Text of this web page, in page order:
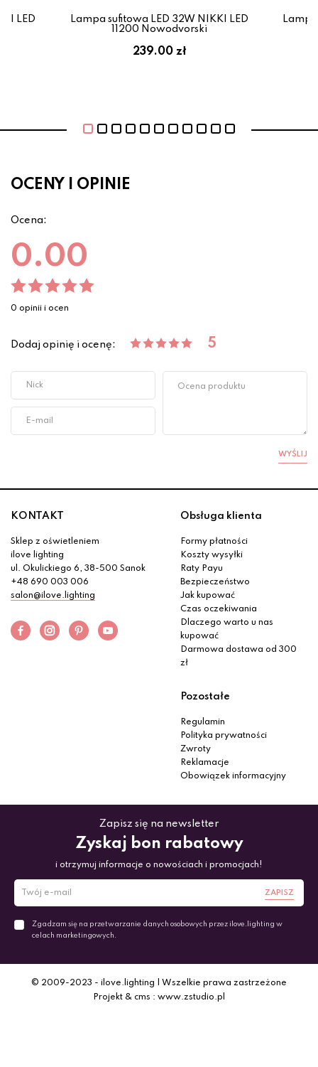
LED
Lampa sufitowa LED 32W NIKKI LED
11200 Nowodvorski
239.00 zł
OCENY I OPINIE
Ocena:
0.00
0 opinii i ocen
Dodaj opinię i ocenę: 5
WYŚLIJ
KONTAKT
Sklep z oświetleniem
ilove lighting
ul. Okulickiego 6, 38-500 Sanok
+48 690 003 006
salon@ilove.lighting
Obsługa klienta
Formy płatności
Koszty wysyłki
Raty Payu
Bezpieczeństwo
Jak kupować
Czas oczekiwania
Dlaczego warto u nas
kupować
Darmowa dostawa od 300
zł
Pozostałe
Regulamin
Polityka prywatności
Zwroty
Reklamacje
Obowiązek informacyjny
Zapisz się na newsletter
Zyskaj bon rabatowy
i otrzymuj informacje o nowościach i promocjach!
ZAPISZ
Zgadzam się na przetwarzanie danych osobowych przez ilove.lighting w
celach marketingowych.
© 2009-2023 - ilove.lighting | Wszelkie prawa zastrzeżone
Projekt & cms : www.zstudio.pl